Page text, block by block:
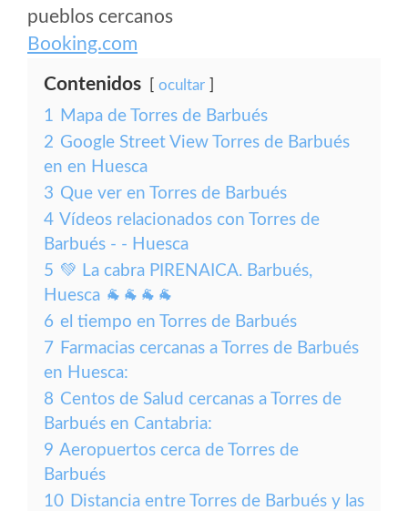
pueblos cercanos
Booking.com
Contenidos ocultar
1 Mapa de Torres de Barbués
2 Google Street View Torres de Barbués
en en Huesca
3 Que ver en Torres de Barbués
4 Vídeos relacionados con Torres de
Barbués - - Huesca
5 💚 La cabra PIRENAICA. Barbués,
Huesca 🐐🐐🐐🐐
6 el tiempo en Torres de Barbués
7 Farmacias cercanas a Torres de Barbués
en Huesca:
8 Centos de Salud cercanas a Torres de
Barbués en Cantabria:
9 Aeropuertos cerca de Torres de
Barbués
10 Distancia entre Torres de Barbués y las